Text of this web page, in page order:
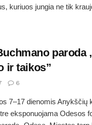
kuriuos jungia ne tik
paroda
ir taikos”
6
7–17 dienomis Anykščių
eksponuojama Odesos